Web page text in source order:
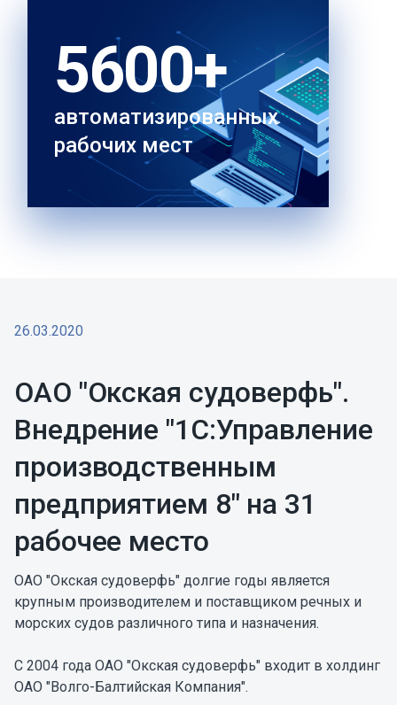
5600+
автоматизированных
рабочих мест
26.03.2020
ОАО "Окская судоверфь".
Внедрение "1С:Управление
производственным
предприятием 8" на 31
рабочее место
ОАО "Окская судоверфь" долгие годы является
крупным производителем и поставщиком речных и
морских судов различного типа и назначения.
С 2004 года ОАО "Окская судоверфь" входит в холдинг
ОАО "Волго-Балтийская Компания".